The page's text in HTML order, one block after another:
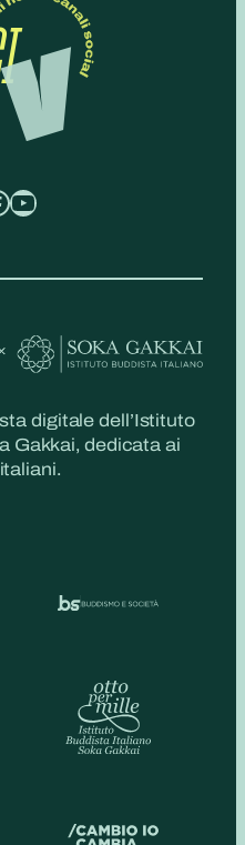
YouTube
digitale dell’Istituto
Gakkai, dedicata ai